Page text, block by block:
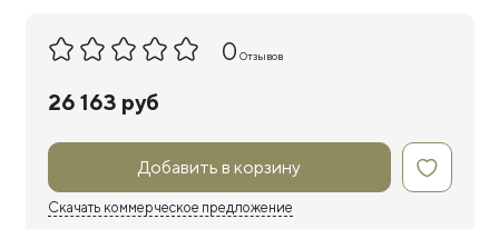
0 Отзывов
26 163 руб
Добавить в корзину
Скачать коммерческое предложение